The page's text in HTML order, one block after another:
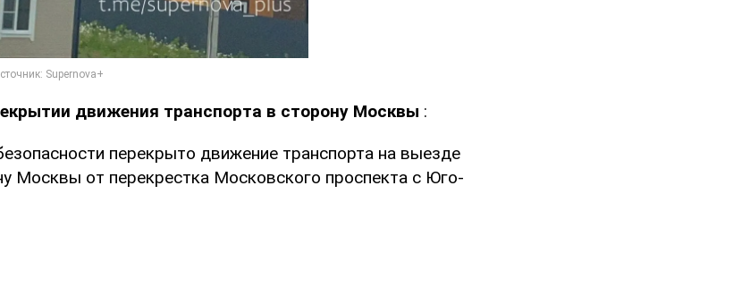
движения транспорта в сторону Москвы :
перекрыто движение транспорта на выезде
Москвы от перекрестка Московского проспекта с Юго-